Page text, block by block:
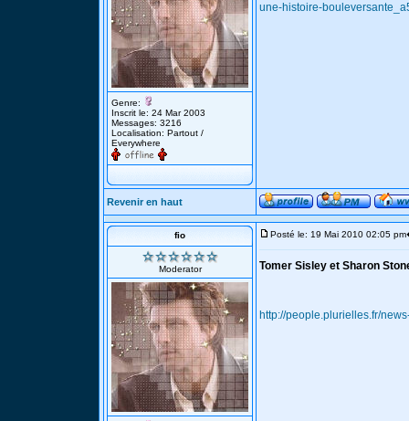
Genre:
Inscrit le: 24 Mar 2003
Messages: 3216
Localisation: Partout /
Everywhere
une-histoire-
Revenir en haut
fio
Moderator
Posté le: 19 Mai 2010 02:05 pm
Tomer Sisley et Sharon
http://people.plurielles.fr/